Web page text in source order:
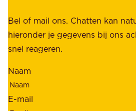
b
e
t
o
u
w
e
h
o
Bel of mail ons. Chatten kan
hieronder je gegevens bij ons
snel reageren.
Naam
E-mail